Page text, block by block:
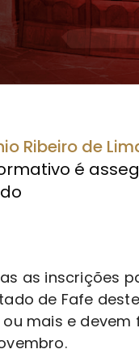
Ribeiro de
é
as inscrições
de Fafe
mais e